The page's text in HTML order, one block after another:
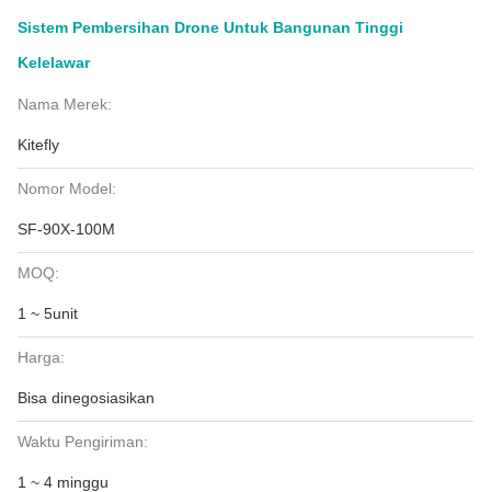
Sistem Pembersihan Drone Untuk Bangunan Tinggi
Kelelawar
Nama Merek:
Kitefly
Nomor Model:
SF-90X-100M
MOQ:
1 ~ 5unit
Harga:
Bisa dinegosiasikan
Waktu Pengiriman:
1 ~ 4 minggu